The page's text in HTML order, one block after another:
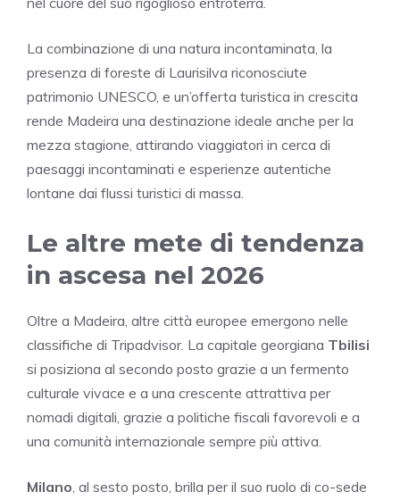
La combinazione di una natura incontaminata, la
presenza di foreste di Laurisilva riconosciute
patrimonio UNESCO, e un’offerta turistica in crescita
rende Madeira una destinazione ideale anche per la
mezza stagione, attirando viaggiatori in cerca di
paesaggi incontaminati e esperienze autentiche
lontane dai flussi turistici di massa.
Le altre mete di tendenza
in ascesa nel 2026
Oltre a Madeira, altre città europee emergono nelle
classifiche di Tripadvisor. La capitale georgiana Tbilisi
si posiziona al secondo posto grazie a un fermento
culturale vivace e a una crescente attrattiva per
nomadi digitali, grazie a politiche fiscali favorevoli e a
una comunità internazionale sempre più attiva.
Milano , al sesto posto, brilla per il suo ruolo di co-sede